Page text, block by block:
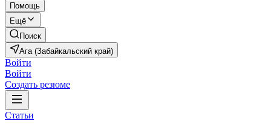
Помощь
Ещё
Поиск
Ага (Забайкальский край)
Войти
Войти
Создать резюме
Статьи